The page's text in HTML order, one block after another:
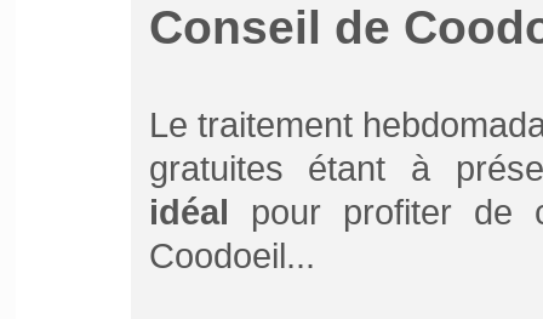
Conseil de
Le traitement
gratuites étant à
idéal pour profiter de
Coodoeil...